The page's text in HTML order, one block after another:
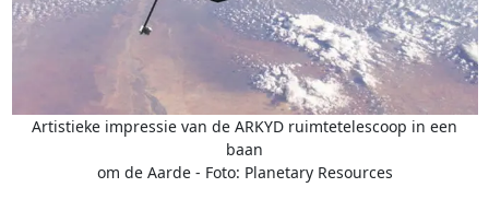
Artistieke impressie van de ARKYD ruimtetelescoop in een
baan
om de Aarde - Foto: Planetary Resources